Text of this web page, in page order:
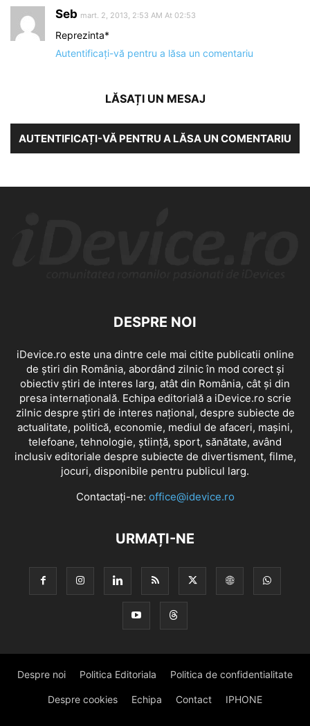
Seb mart. 2, 2013, 2:53 AM At 02:53
Reprezinta*
Autentificați-vă pentru a lăsa un comentariu
LĂSAȚI UN MESAJ
AUTENTIFICAȚI-VĂ PENTRU A LĂSA UN COMENTARIU
DESPRE NOI
iDevice.ro este una dintre cele mai citite publicatii online
de știri din România, abordând zilnic în mod corect și
obiectiv știri de interes larg, atât din România, cât și din
presa internațională. Echipa editorială a iDevice.ro scrie
zilnic despre știri de interes național, despre subiecte de
actualitate, politică, economie, mediul de afaceri, mașini,
telefoane, tehnologie, știință, sport, sănătate, având
inclusiv editoriale despre subiecte de divertisment, filme,
jocuri, disponibile pentru publicul larg.
Contactați-ne: office@idevice.ro
URMAȚI-NE
Despre noi Politica Editoriala Politica de confidentialitate
Despre cookies Echipa Contact IPHONE